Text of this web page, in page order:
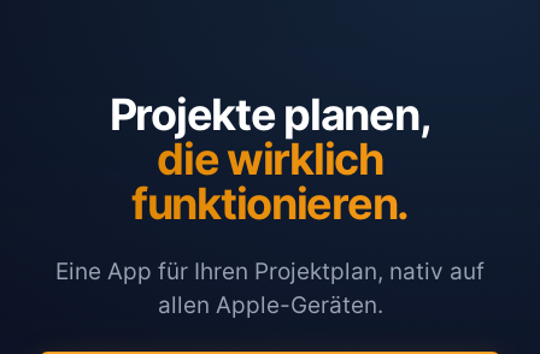
Projekte planen,
die wirklich
funktionieren.
Eine App für Ihren Projektplan, nativ auf
allen Apple-Geräten.